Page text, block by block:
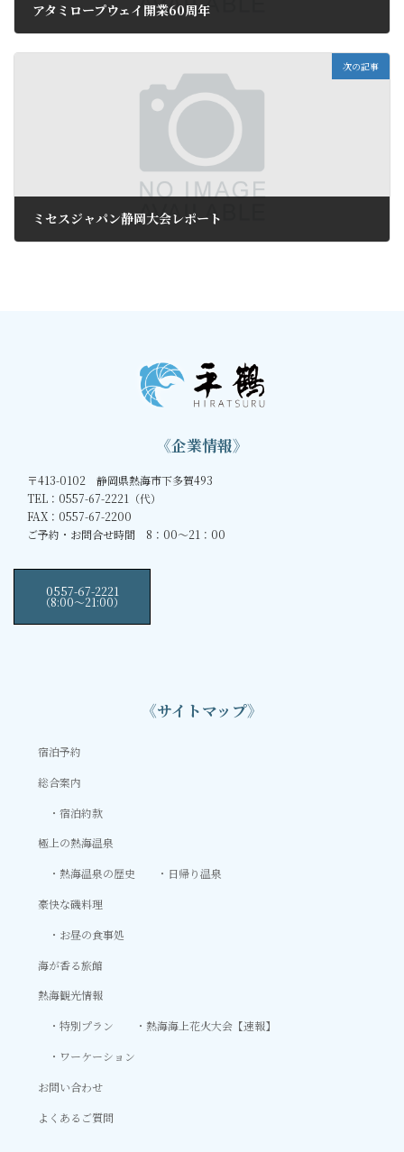
アタミロープウェイ開業60周年
次の記事
ミセスジャパン静岡大会レポート
《企業情報》
〒413-0102 静岡県熱海市下多賀493
TEL：0557-67-2221（代）
FAX：0557-67-2200
ご予約・お問合せ時間 8：00～21：00
0557-67-2221
（8:00〜21:00）
《サイトマップ》
宿泊予約
総合案内
宿泊約款
極上の熱海温泉
熱海温泉の歴史
日帰り温泉
豪快な磯料理
お昼の食事処
海が香る旅館
熱海観光情報
特別プラン
熱海海上花火大会【速報】
ワーケーション
お問い合わせ
よくあるご質問